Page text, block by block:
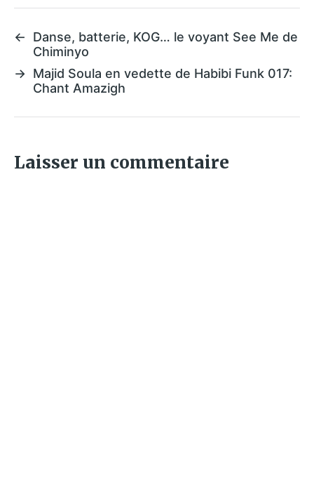
←
Danse, batterie, KOG… le voyant See Me de
Chiminyo
→ Majid Soula en vedette de Habibi Funk 017:
Chant Amazigh
Laisser un commentaire